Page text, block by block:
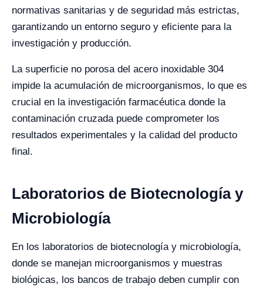
normativas sanitarias y de seguridad más estrictas,
garantizando un entorno seguro y eficiente para la
investigación y producción.
La superficie no porosa del acero inoxidable 304
impide la acumulación de microorganismos, lo que es
crucial en la investigación farmacéutica donde la
contaminación cruzada puede comprometer los
resultados experimentales y la calidad del producto
final.
Laboratorios de Biotecnología y
Microbiología
En los laboratorios de biotecnología y microbiología,
donde se manejan microorganismos y muestras
biológicas, los bancos de trabajo deben cumplir con